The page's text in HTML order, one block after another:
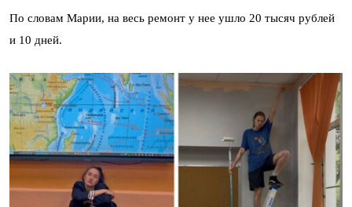
По словам Марии, на весь ремонт у нее ушло 20 тысяч рублей
и 10 дней.